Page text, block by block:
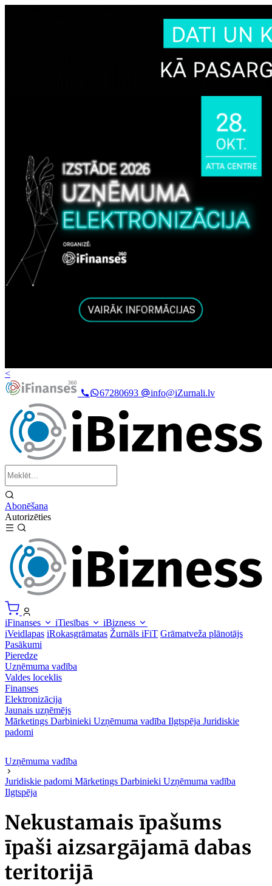
<
67280693
info@iZurnali.lv
Abonēšana
Autorizēties
iFinanses iTiesības
iBizness
iVeidlapas iRokasgrāmatas Žurnāls iFiT Grāmatveža plānotājs
Pasākumi
Pieredze
Uzņēmuma vadība
Valdes loceklis
Finanses
Elektronizācija
Jaunais uzņēmējs
Mārketings Darbinieki Uzņēmuma vadība Ilgtspēja Juridiskie
padomi
Uzņēmuma vadība
Juridiskie padomi Mārketings Darbinieki Uzņēmuma vadība
Ilgtspēja
Nekustamais īpašums
īpaši aizsargājamā dabas
teritorijā